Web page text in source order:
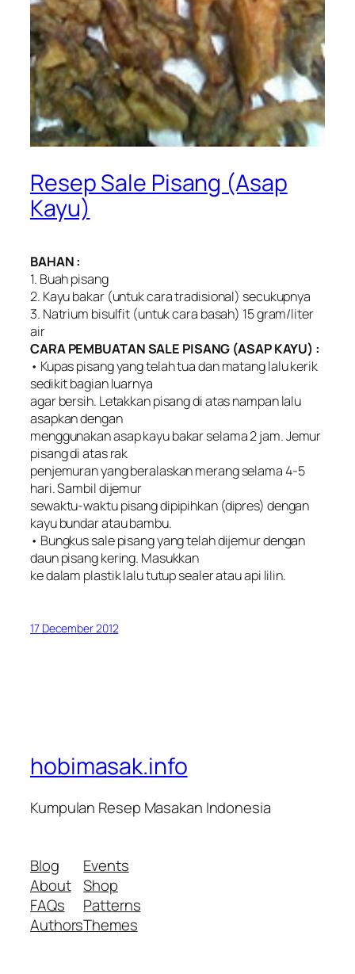
Resep Sale Pisang (Asap
Kayu)
BAHAN :
1. Buah pisang
2. Kayu bakar (untuk cara tradisional) secukupnya
3. Natrium bisulfit (untuk cara basah) 15 gram/liter
air
CARA PEMBUATAN SALE PISANG (ASAP KAYU) :
• Kupas pisang yang telah tua dan matang lalu kerik
sedikit bagian luarnya
agar bersih. Letakkan pisang di atas nampan lalu
asapkan dengan
menggunakan asap kayu bakar selama 2 jam. Jemur
pisang di atas rak
penjemuran yang beralaskan merang selama 4-5
hari. Sambil dijemur
sewaktu-waktu pisang dipipihkan (dipres) dengan
kayu bundar atau bambu.
• Bungkus sale pisang yang telah dijemur dengan
daun pisang kering. Masukkan
ke dalam plastik lalu tutup sealer atau api lilin.
17 December 2012
hobimasak.info
Kumpulan Resep Masakan Indonesia
Blog
About
FAQs
Authors
Events
Shop
Patterns
Themes